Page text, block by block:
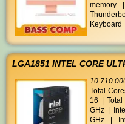
memory
Keyboard
LGA1851 INTEL CORE
Total
16 |
GHz |
GHz |